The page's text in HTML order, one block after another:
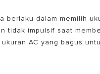
berlaku dalam memilih
tidak impulsif saat
ukuran AC yang bagus